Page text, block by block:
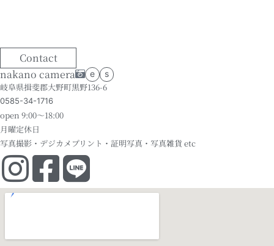
Contact
nakano camera
e s
岐阜県揖斐郡大野町黒野136-6
0585-34-1716
open 9:00～18:00
月曜定休日
写真撮影・デジカメプリント・証明写真・写真雑貨 etc